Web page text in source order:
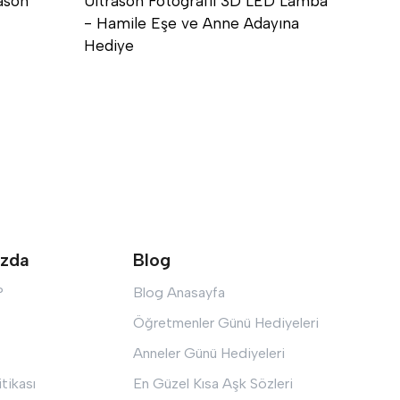
- Hamile Eşe ve Anne Adayına
Hediye
Blog
Blog Anasayfa
Öğretmenler Günü Hediyeleri
Anneler Günü Hediyeleri
En Güzel Kısa Aşk Sözleri